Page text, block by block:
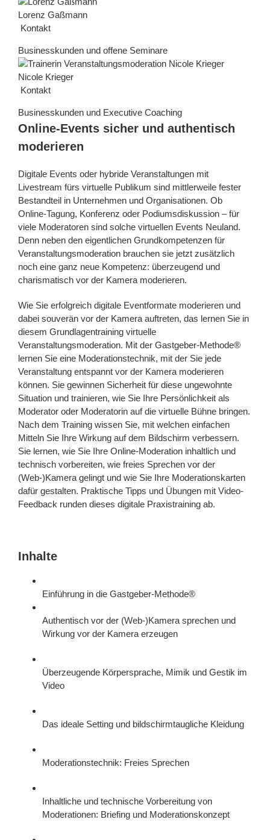
Online-Events sicher und authentisch
moderieren
Digitale Events oder hybride Veranstaltungen mit
Livestream fürs virtuelle Publikum sind mittlerweile fester
Bestandteil in Unternehmen und Organisationen. Ob
Online-Tagung, Konferenz oder Podiumsdiskussion – für
viele Moderatoren sind solche virtuellen Events Neuland.
Denn neben den eigentlichen Grundkompetenzen für
Veranstaltungsmoderation brauchen sie jetzt zusätzlich
noch eine ganz neue Kompetenz: überzeugend und
charismatisch vor der Kamera moderieren.
Wie Sie erfolgreich digitale Eventformate moderieren und
dabei souverän vor der Kamera auftreten, das lernen Sie in
diesem Grundlagentraining virtuelle
Veranstaltungsmoderation. Mit der Gastgeber-Methode®
lernen Sie eine Moderationstechnik, mit der Sie jede
Veranstaltung entspannt vor der Kamera moderieren
können. Sie gewinnen Sicherheit für diese ungewohnte
Situation und trainieren, wie Sie Ihre Persönlichkeit als
Moderator oder Moderatorin auf die virtuelle Bühne bringen.
Nach dem Training wissen Sie, mit welchen einfachen
Mitteln Sie Ihre Wirkung auf dem Bildschirm verbessern.
Sie lernen, wie Sie Ihre Online-Moderation inhaltlich und
technisch vorbereiten, wie freies Sprechen vor der
(Web-)Kamera gelingt und wie Sie Ihre Moderationskarten
dafür gestalten. Praktische Tipps und Übungen mit Video-
Feedback runden dieses digitale Praxistraining ab.
Inhalte
Einführung in die Gastgeber-Methode®
Authentisch vor der (Web-)Kamera sprechen und
Wirkung vor der Kamera erzeugen
Überzeugende Körpersprache, Mimik und Gestik im
Video
Das ideale Setting und bildschirmtaugliche Kleidung
Moderationstechnik: Freies Sprechen
Inhaltliche und technische Vorbereitung von
Moderationen: Briefing und Moderationskonzept
Lorenz Gaßmann
Kontakt
Businesskunden und offene Seminare
Nicole Krieger
Kontakt
Businesskunden und Executive Coaching